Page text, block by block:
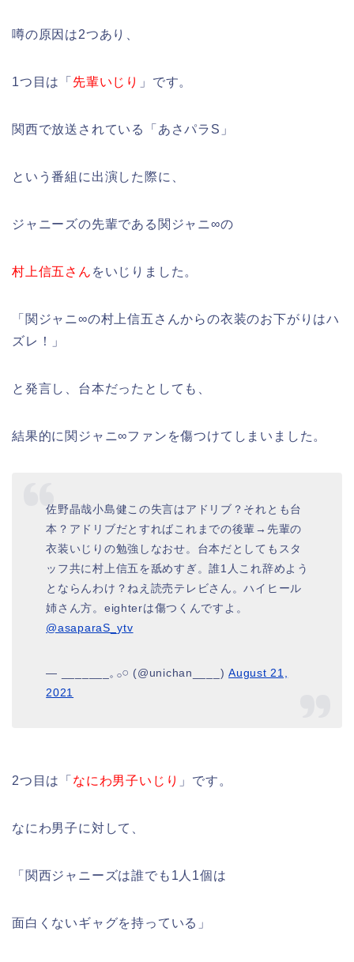
噂の原因は2つあり、
1つ目は「 先輩いじり 」です。
関西で放送されている「あさパラS」
という番組に出演した際に、
ジャニーズの先輩である関ジャニ∞の
村上信五さん をいじりました。
「関ジャニ∞の村上信五さんからの衣装のお下がりはハ
ズレ！」
と発言し、台本だったとしても、
結果的に関ジャニ∞ファンを傷つけてしまいました。
佐野晶哉小島健この失言はアドリブ？それとも台
本？アドリブだとすればこれまでの後輩→先輩の
衣装いじりの勉強しなおせ。台本だとしてもスタ
ッフ共に村上信五を舐めすぎ。誰1人これ辞めよう
とならんわけ？ねえ読売テレビさん。ハイヒール
姉さん方。eighterは傷つくんですよ。
@asaparaS_ytv
— _______𓈒 𓂂𓏸 (@unichan____)August 21,
2021
2つ目は「 なにわ男子いじり 」です。
なにわ男子に対して、
「関西ジャニーズは誰でも1人1個は
面白くないギャグを持っている」